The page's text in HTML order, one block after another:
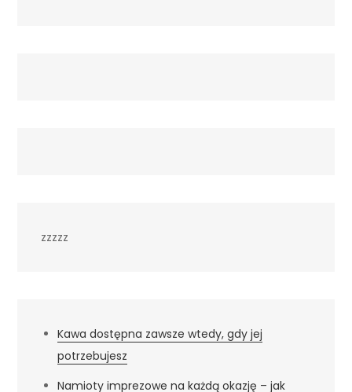
zzzzz
Kawa dostępna zawsze wtedy, gdy jej
potrzebujesz
Namioty imprezowe na każdą okazję – jak